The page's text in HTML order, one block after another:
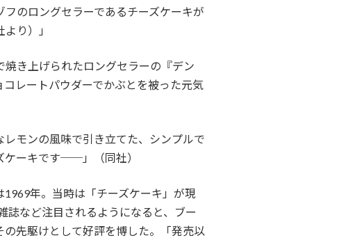
のロングセラーであるチーズケーキが
り）」
き上げられたロングセラーの『デン
レートパウダーでかぶとを被った元気
レモンの風味で引き立てた、シンプルで
ケーキです──」（同社）
年。当時は「チーズケーキ」が現
誌など注目されるようになると、ブー
先駆けとして好評を博した。「発売以